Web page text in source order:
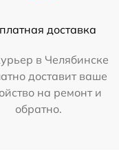
доставка
в Челябинске
доставит ваше
на ремонт и
обратно.